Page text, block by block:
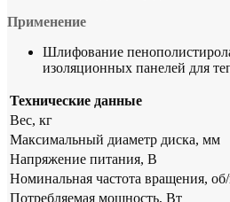
Применение
Шлифование
изоляционных панелей для
Технические данные
Вес, кг
Максимальный диаметр диска, мм
Напряжение питания, В
Номинальная частота вращения,
Потребляемая мощность, Вт